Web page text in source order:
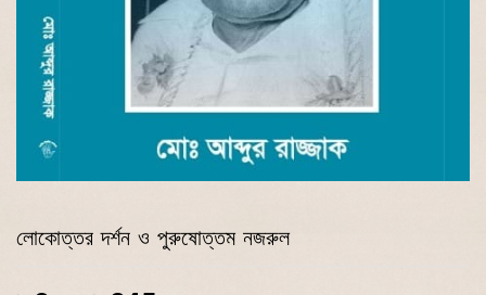
লোকোত্তর দর্শন ও পুরুষোত্তম নজরুল